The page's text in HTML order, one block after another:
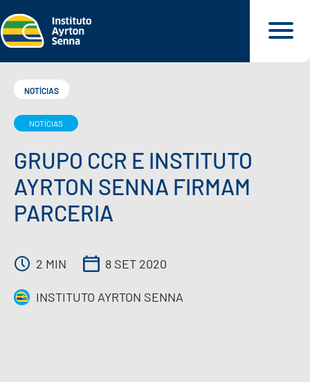
QUEM SOMOS
O QUE DEFENDEMOS
PARA VOCÊ
NOSSOS MATERIAIS
NOTÍCIAS
NOTÍCIAS
GRUPO CCR E INSTITUTO
AYRTON SENNA FIRMAM
PARCERIA
2 MIN 8 SET 2020
INSTITUTO AYRTON SENNA